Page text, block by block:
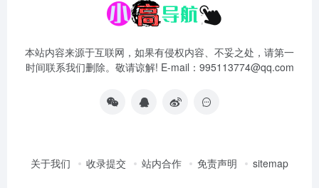
本站内容来源于互联网，如果有侵权内容、不妥之处，请第一
时间联系我们删除。敬请谅解! E-mail：995113774@qq.com
关于我们 收录提交 站内合作 免责声明 sitemap